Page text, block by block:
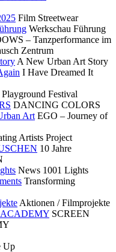
Film Streetwear
Werkschau Führung
– Tanzperformance im
Zentrum
A New Urban Art Story
I Have Dreamed It
Playground Festival
DANCING COLORS
Art EGO – Journey of
Artists Project
10 Jahre
News 1001 Lights
Transforming
Aktionen / Filmprojekte
SCREEN
Up